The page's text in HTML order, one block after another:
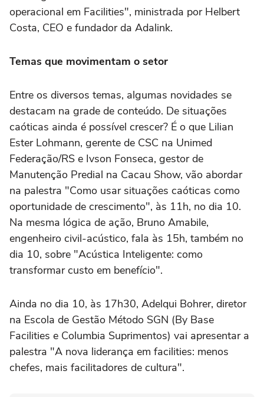
operacional em Facilities", ministrada por Helbert
Costa, CEO e fundador da Adalink.
Temas que movimentam o setor
Entre os diversos temas, algumas novidades se
destacam na grade de conteúdo. De situações
caóticas ainda é possível crescer? É o que Lilian
Ester Lohmann, gerente de CSC na Unimed
Federação/RS e Ivson Fonseca, gestor de
Manutenção Predial na Cacau Show, vão abordar
na palestra "Como usar situações caóticas como
oportunidade de crescimento", às 11h, no dia 10.
Na mesma lógica de ação, Bruno Amabile,
engenheiro civil-acústico, fala às 15h, também no
dia 10, sobre "Acústica Inteligente: como
transformar custo em benefício".
Ainda no dia 10, às 17h30, Adelqui Bohrer, diretor
na Escola de Gestão Método SGN (By Base
Facilities e Columbia Suprimentos) vai apresentar a
palestra "A nova liderança em facilities: menos
chefes, mais facilitadores de cultura".